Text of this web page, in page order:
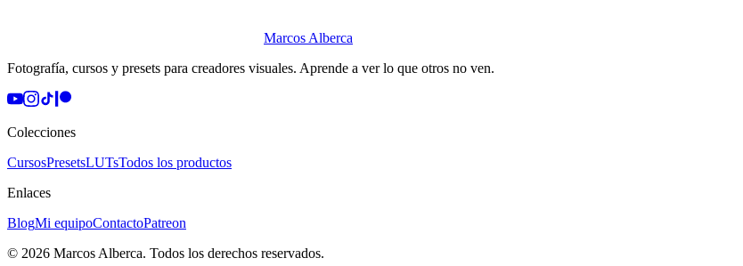
Marcos Alberca
Fotografía, cursos y presets para creadores visuales. Aprende a ver lo que otros no ven.
Colecciones
CursosPresetsLUTsTodos los productos
Enlaces
BlogMi equipoContactoPatreon
© 2026 Marcos Alberca. Todos los derechos reservados.